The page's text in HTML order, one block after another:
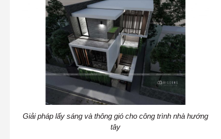
Giải pháp lấy sáng và thông gió cho công trình nhà hướng
tây